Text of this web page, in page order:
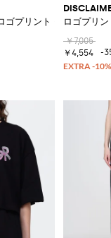
ゴプリント クルーネッ
ロゴプリ
￥7,005
￥4,554
-